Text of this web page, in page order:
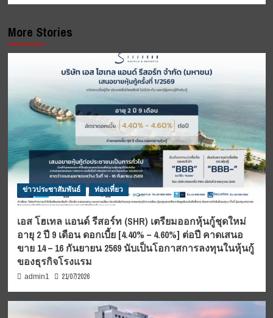
More Stories
ข่าวประชาสัมพันธ์ ท่องเที่ยว
เอส โฮเทล แอนด์ รีสอร์ท (SHR) เตรียมออกหุ้นกู้ชุดใหม่
อายุ 2 ปี 9 เดือน ดอกเบี้ย [4.40% – 4.60%] ต่อปี คาดเสนอ
ขาย 14 – 16 กันยายน 2569 นับเป็นโอกาสการลงทุนในหุ้นกู้
ของธุรกิจโรงแรม
admin1 21/07/2026